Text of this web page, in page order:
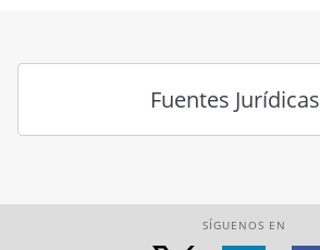
Fuentes Jurídicas
SÍGUENOS EN